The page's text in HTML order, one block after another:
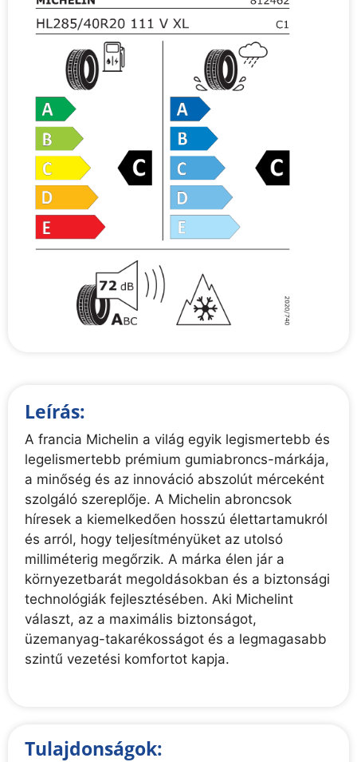
Leírás:
A francia Michelin a világ egyik legismertebb és
legelismertebb prémium gumiabroncs-márkája,
a minőség és az innováció abszolút mérceként
szolgáló szereplője. A Michelin abroncsok
híresek a kiemelkedően hosszú élettartamukról
és arról, hogy teljesítményüket az utolsó
milliméterig megőrzik. A márka élen jár a
környezetbarát megoldásokban és a biztonsági
technológiák fejlesztésében. Aki Michelint
választ, az a maximális biztonságot,
üzemanyag-takarékosságot és a legmagasabb
szintű vezetési komfortot kapja.
Tulajdonságok: